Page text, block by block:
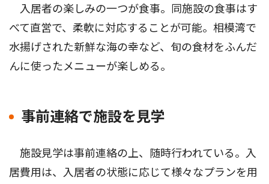
入居者の楽しみの一つが食事。同施設の食事はす
べて直営で、柔軟に対応することが可能。相模湾で
水揚げされた新鮮な海の幸など、旬の食材をふんだ
んに使ったメニューが楽しめる。
事前連絡で施設を見学
施設見学は事前連絡の上、随時行われている。入
居費用は、入居者の状態に応じて様々なプランを用